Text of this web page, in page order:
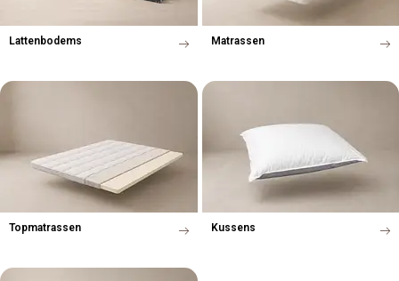
Lattenbodems Matrassen
Topmatrassen Kussens